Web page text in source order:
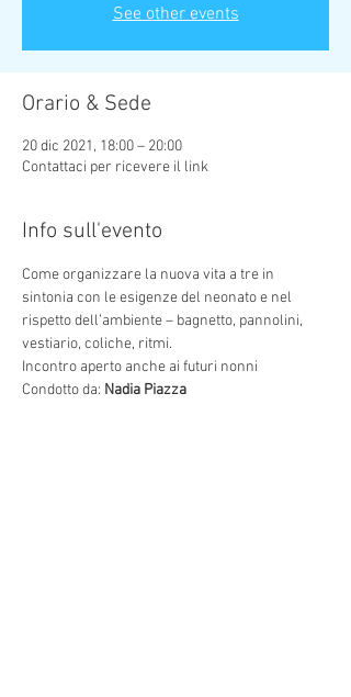
See other events
Orario & Sede
20 dic 2021, 18:00 – 20:00
Contattaci per ricevere il link
Info sull'evento
Come organizzare la nuova vita a tre in
sintonia con le esigenze del neonato e nel
rispetto dell’ambiente – bagnetto, pannolini,
Condotto da: Nadia Piazza